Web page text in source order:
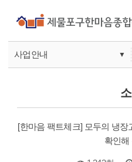
사업안내 ▼
기관안내
[한마음 팩트체크] 모두의 냉
확인해